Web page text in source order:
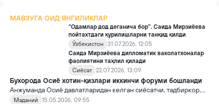
МАВЗУГА ОИД ЯНГИЛИКЛАР
“Одамлар дод деганича бор”. Саида Мирзиёева
пойтахтдаги қурилишларни танқид қилди
Ўзбекистон
31.07.2026, 12:05
Саида Мирзиёева дипломатик ваколатхоналар
фаолиятини таҳлил қилади
Сиёсат 22.07.2026, 13:09
Бухорода Осиё хотин-қизлари иккинчи форуми бошланди
Анжуманда Осиё давлатларидан келган сиёсатчи, тадбиркор,
олима ва эксперт аёллар иштирок этмоқда.
Маданий
15.05.2026, 09:55